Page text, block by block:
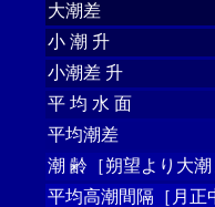
大潮差
小 潮 升
小潮差 升
平 均 水 面
平均潮差
潮 齢［朔望より大潮
平均高潮間隔［月正